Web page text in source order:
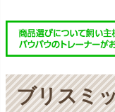
ブリスミ